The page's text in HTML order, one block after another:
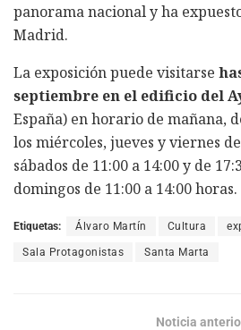
panorama nacional y ha
Madrid.
La exposición puede visitarse
septiembre en el edificio del
España) en horario de mañana,
los miércoles, jueves y viernes
sábados de 11:00 a 14:00 y de
domingos de 11:00 a 14:00 horas.
Etiquetas: Álvaro Martín Cultura
Sala Protagonistas Santa Marta
Noticia